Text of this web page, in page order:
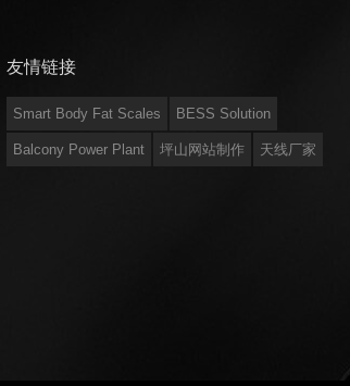
友情链接
Smart Body Fat Scales BESS Solution
Balcony Power Plant 坪山网站制作 天线厂家